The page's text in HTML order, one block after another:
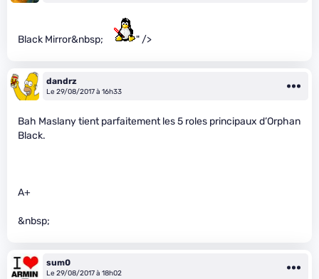
Black Mirror&nbsp; " />
dandrz
Le 29/08/2017 à 16h33
Bah Maslany tient parfaitement les 5 roles principaux d’Orphan
Black.
A+
&nbsp;
sum0
Le 29/08/2017 à 18h02